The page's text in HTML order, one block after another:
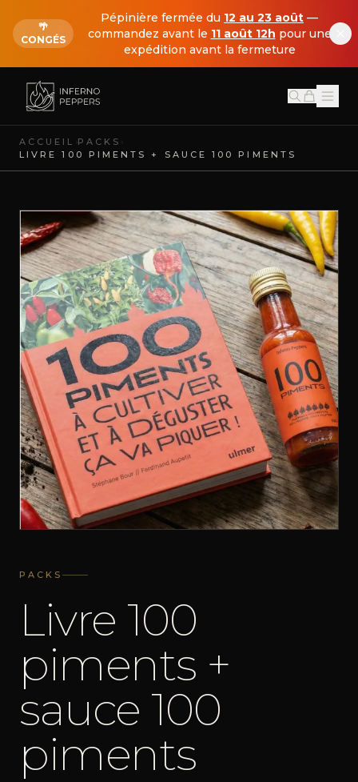
🌴
CONGÉS
Pépinière fermée du 12 au 23 août —
commandez avant le 11 août 12h pour une
expédition avant la fermeture
ACCUEIL PACKS
LIVRE 100 PIMENTS + SAUCE 100 PIMENTS
PACKS
Livre 100
piments +
sauce 100
piments